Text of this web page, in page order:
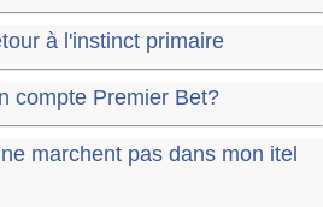
à l'instinct primaire
compte Premier Bet?
marchent pas dans mon itel